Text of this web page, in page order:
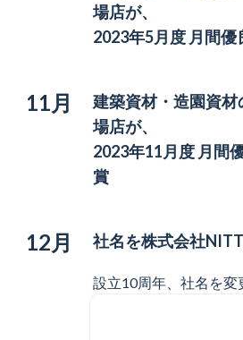
場店が、
2023年5月度 月間
11月 建築資材・造園資材
場店が、
2023年11月度 月間
賞
12月 社名を株式会社
設立10周年、社名を変